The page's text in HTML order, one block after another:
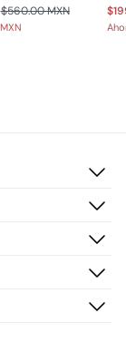
$560.00 MXN